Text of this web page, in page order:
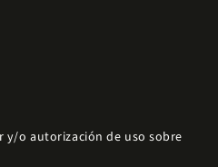
y/o autorización de uso sobre